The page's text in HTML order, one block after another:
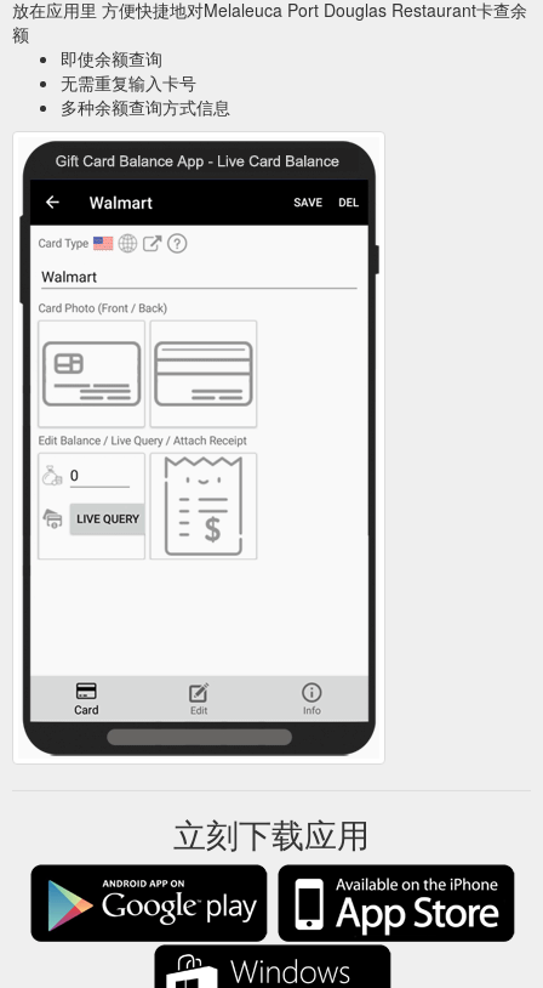
放在应用里 方便快捷地对Melaleuca Port Douglas Restaurant卡查余
额
即使余额查询
无需重复输入卡号
多种余额查询方式信息
立刻下载应用